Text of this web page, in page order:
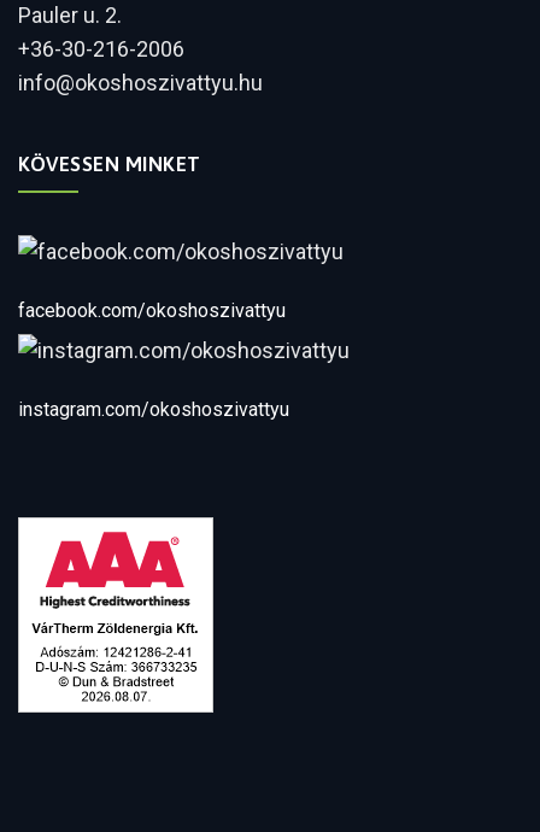
Pauler u. 2.
+36-30-216-2006
info@okoshoszivattyu.hu
KÖVESSEN MINKET
facebook.com/okoshoszivattyu
instagram.com/okoshoszivattyu